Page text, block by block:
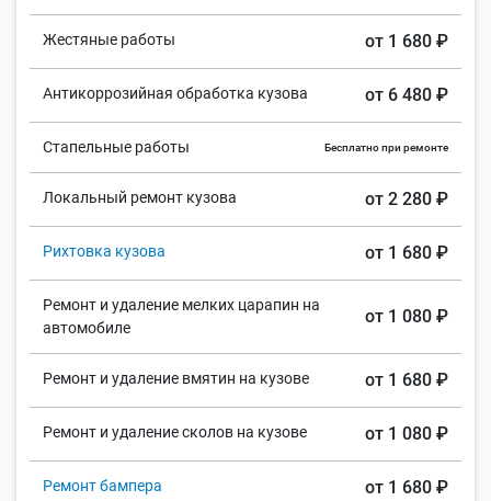
Жестяные работы от 1 680 ₽
Антикоррозийная обработка кузова от 6 480 ₽
Стапельные работы Бесплатно при ремонте
Локальный ремонт кузова от 2 280 ₽
Рихтовка кузова от 1 680 ₽
Ремонт и удаление мелких царапин на
автомобиле
от 1 080 ₽
Ремонт и удаление вмятин на кузове от 1 680 ₽
Ремонт и удаление сколов на кузове от 1 080 ₽
Ремонт бампера от 1 680 ₽